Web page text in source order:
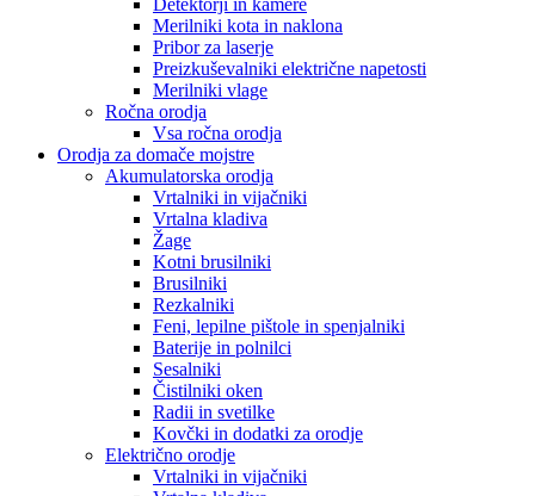
Merilniki kota in naklona
Pribor za laserje
Preizkuševalniki električne napetosti
Merilniki vlage
Ročna orodja
Vsa ročna orodja
Orodja za domače mojstre
Akumulatorska orodja
Vrtalniki in vijačniki
Vrtalna kladiva
Žage
Kotni brusilniki
Brusilniki
Rezkalniki
Feni, lepilne pištole in spenjalniki
Baterije in polnilci
Sesalniki
Čistilniki oken
Radii in svetilke
Kovčki in dodatki za orodje
Električno orodje
Vrtalniki in vijačniki